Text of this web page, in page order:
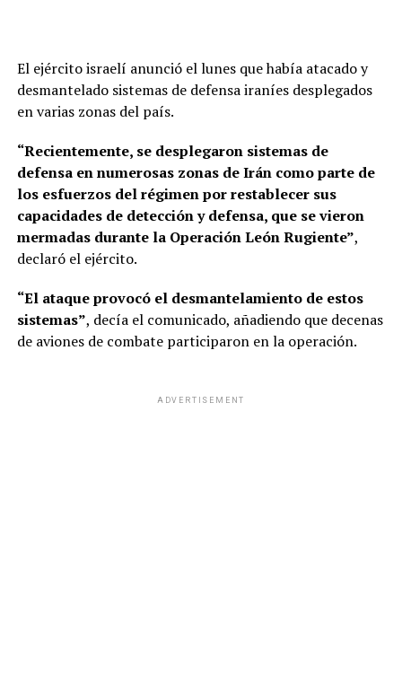
El ejército israelí anunció el lunes que había atacado y
desmantelado sistemas de defensa iraníes desplegados
en varias zonas del país.
“Recientemente, se desplegaron sistemas de
defensa en numerosas zonas de Irán como parte de
los esfuerzos del régimen por restablecer sus
capacidades de detección y defensa, que se vieron
mermadas durante la Operación León Rugiente”,
declaró el ejército.
“El ataque provocó el desmantelamiento de estos
sistemas”, decía el comunicado, añadiendo que decenas
de aviones de combate participaron en la operación.
ADVERTISEMENT